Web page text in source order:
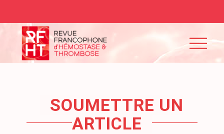
SOUMETTRE UN
ARTICLE